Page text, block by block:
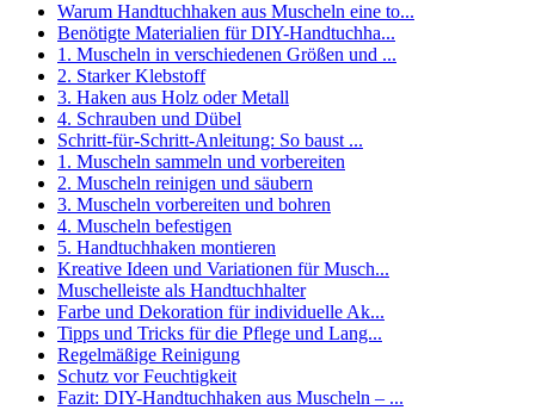
Warum Handtuchhaken aus Muscheln eine to...
Benötigte Materialien für DIY-Handtuchha...
1. Muscheln in verschiedenen Größen und ...
2. Starker Klebstoff
3. Haken aus Holz oder Metall
4. Schrauben und Dübel
Schritt-für-Schritt-Anleitung: So baust ...
1. Muscheln sammeln und vorbereiten
2. Muscheln reinigen und säubern
3. Muscheln vorbereiten und bohren
4. Muscheln befestigen
5. Handtuchhaken montieren
Kreative Ideen und Variationen für Musch...
Muschelleiste als Handtuchhalter
Farbe und Dekoration für individuelle Ak...
Tipps und Tricks für die Pflege und Lang...
Regelmäßige Reinigung
Schutz vor Feuchtigkeit
Fazit: DIY-Handtuchhaken aus Muscheln – ...